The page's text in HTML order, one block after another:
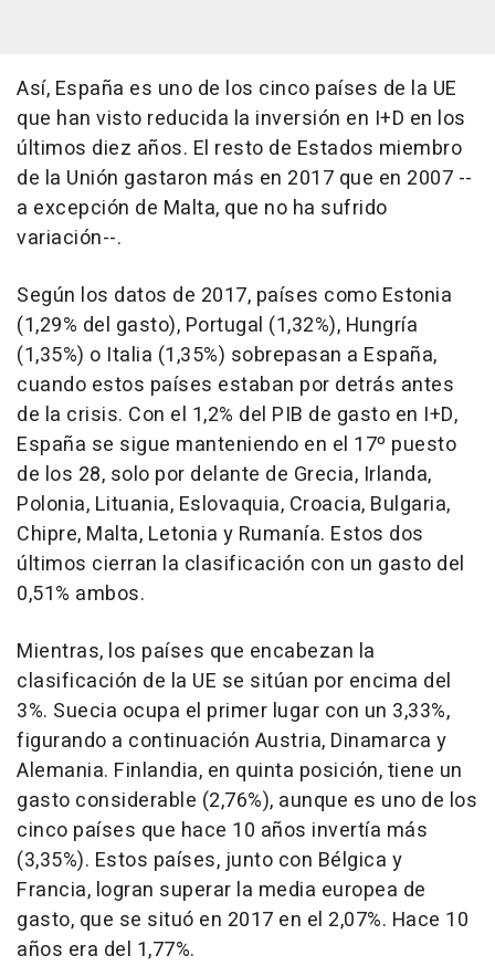
Así, España es uno de los cinco países de la UE
que han visto reducida la inversión en I+D en los
últimos diez años. El resto de Estados miembro
de la Unión gastaron más en 2017 que en 2007 --
a excepción de Malta, que no ha sufrido
variación--.
Según los datos de 2017, países como Estonia
(1,29% del gasto), Portugal (1,32%), Hungría
(1,35%) o Italia (1,35%) sobrepasan a España,
cuando estos países estaban por detrás antes
de la crisis. Con el 1,2% del PIB de gasto en I+D,
España se sigue manteniendo en el 17º puesto
de los 28, solo por delante de Grecia, Irlanda,
Polonia, Lituania, Eslovaquia, Croacia, Bulgaria,
Chipre, Malta, Letonia y Rumanía. Estos dos
últimos cierran la clasificación con un gasto del
0,51% ambos.
Mientras, los países que encabezan la
clasificación de la UE se sitúan por encima del
3%. Suecia ocupa el primer lugar con un 3,33%,
figurando a continuación Austria, Dinamarca y
Alemania. Finlandia, en quinta posición, tiene un
gasto considerable (2,76%), aunque es uno de los
cinco países que hace 10 años invertía más
(3,35%). Estos países, junto con Bélgica y
Francia, logran superar la media europea de
gasto, que se situó en 2017 en el 2,07%. Hace 10
años era del 1,77%.